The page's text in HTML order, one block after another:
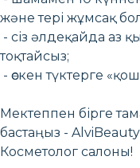
және тері жұмсақ
- сіз әлдеқайда аз
тоқтайсыз;
- өскен түктерге
Мектеппен бірге
бастаңыз -
Косметолог салоны!